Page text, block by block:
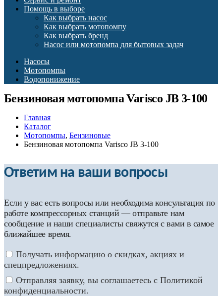
Помощь в выборе
Как выбрать насос
Как выбрать мотопомпу
Как выбрать бренд
Насос или мотопомпа для бытовых задач
Насосы
Мотопомпы
Водопонижение
Бензиновая мотопомпа Varisco JB 3-100
Главная
Каталог
Мотопомпы, Бензиновые
Бензиновая мотопомпа Varisco JB 3-100
Ответим на ваши вопросы
Если у вас есть вопросы или необходима консультация по
работе компрессорных станций — отправьте нам
сообщение и наши специалисты свяжутся с вами в самое
ближайшее время.
Получать информацию о скидках, акциях и
спецпредложениях.
Отправляя заявку, вы соглашаетесь с Политикой
конфиденциальности.